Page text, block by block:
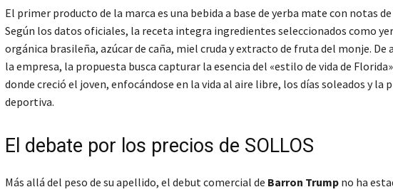
El primer producto de la marca es una bebida a base de yerba mate con notas de
Según los datos oficiales, la receta integra ingredientes seleccionados como
orgánica brasileña, azúcar de caña, miel cruda y extracto de fruta del monje. De
la empresa, la propuesta busca capturar la esencia del «estilo de vida de
donde creció el joven, enfocándose en la vida al aire libre, los días soleados y la
deportiva.
El debate por los precios de SOLLOS
Más allá del peso de su apellido, el debut comercial de Barron Trumpno ha